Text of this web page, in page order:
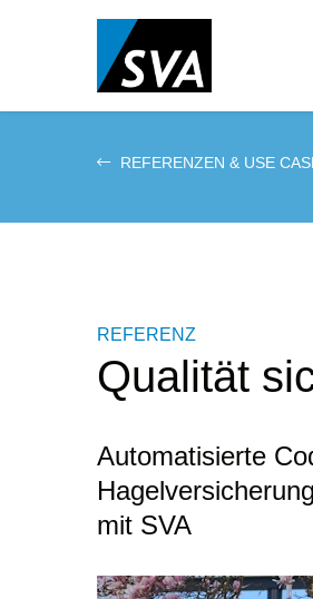
REFERENZEN & USE
REFERENZ
Qualität
Automatisierte
mit SVA